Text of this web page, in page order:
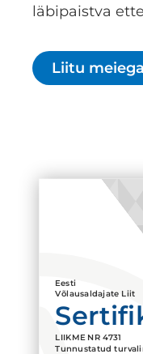
läbipaistva
Liitu meiega
Eesti
Võlausaldajate Liit
LIIKME NR 4731
Tunnustatud